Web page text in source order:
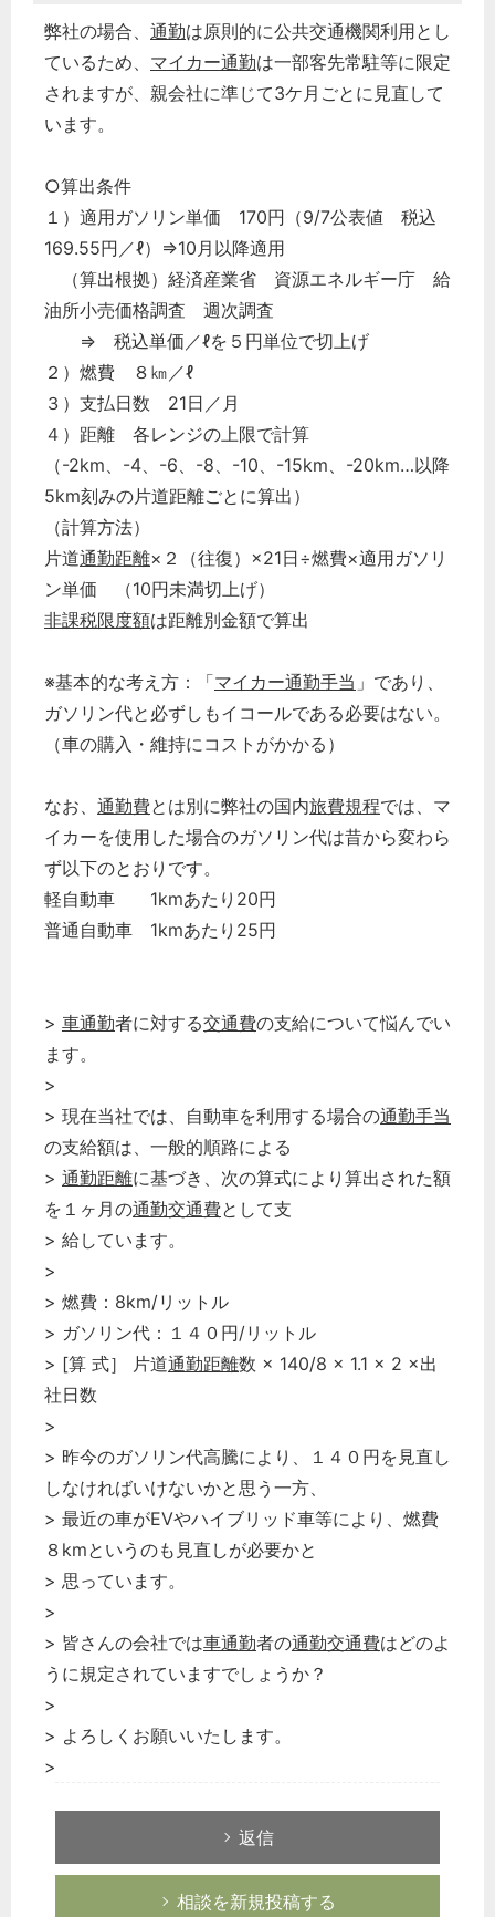
弊社の場合、 通勤は原則的に公共交通機関利用とし
ているため、 マイカー通勤は一部客先常駐等に限定
されますが、親会社に準じて3ケ月ごとに見直して
います。
○算出条件
１）適用ガソリン単価 170円（9/7公表値 税込
169.55円／ℓ）⇒10月以降適用
（算出根拠）経済産業省 資源エネルギー庁 給
油所小売価格調査 週次調査
⇒ 税込単価／ℓを５円単位で切上げ
２）燃費 ８㎞／ℓ
３）支払日数 21日／月
４）距離 各レンジの上限で計算
（-2km、-4、-6、-8、-10、-15km、-20km…以降
5km刻みの片道距離ごとに算出）
（計算方法）
片道通勤距離×２（往復）×21日÷燃費×適用ガソリ
ン単価 （10円未満切上げ）
非課税限度額は距離別金額で算出
※基本的な考え方：「マイカー通勤手当 」であり、
ガソリン代と必ずしもイコールである必要はない。
（車の購入・維持にコストがかかる）
なお、 通勤費とは別に弊社の国内旅費規程では、マ
イカーを使用した場合のガソリン代は昔から変わら
ず以下のとおりです。
軽自動車 1kmあたり20円
普通自動車 1kmあたり25円
> 車通勤者に対する交通費の支給について悩んでい
ます。
>
> 現在当社では、自動車を利用する場合の通勤手当
の支給額は、一般的順路による
> 通勤距離に基づき、次の算式により算出された額
を１ヶ月の通勤交通費として支
> 給しています。
>
> 燃費：8km/リットル
> ガソリン代：１４０円/リットル
> [算 式］ 片道通勤距離数 × 140/8 × 1.1 × 2 ×出
社日数
>
> 昨今のガソリン代高騰により、１４０円を見直し
しなければいけないかと思う一方、
> 最近の車がEVやハイブリッド車等により、燃費
８kmというのも見直しが必要かと
> 思っています。
>
> 皆さんの会社では車通勤者の通勤交通費はどのよ
うに規定されていますでしょうか？
>
> よろしくお願いいたします。
>
返信
相談を新規投稿する